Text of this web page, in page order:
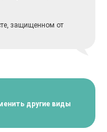
защищенном от
другие виды